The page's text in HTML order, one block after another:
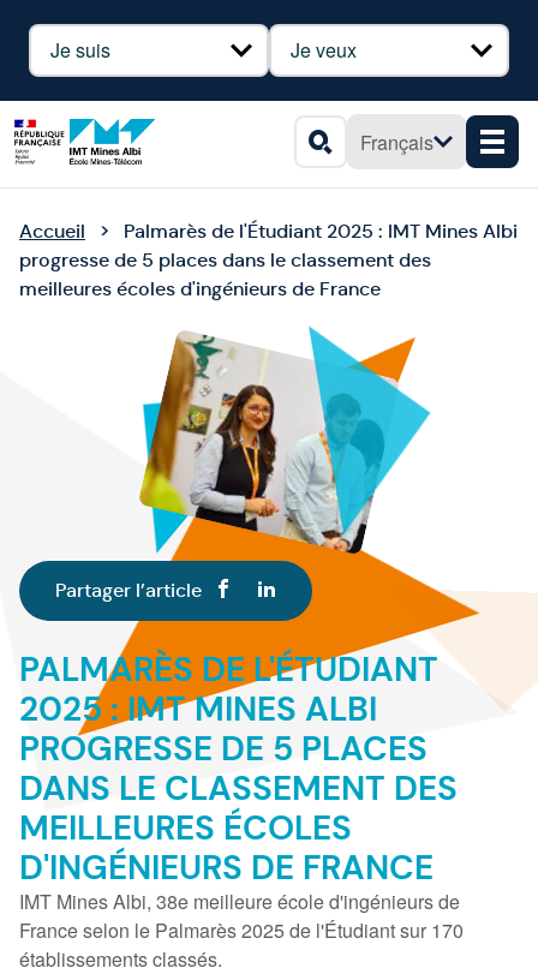
Profil Besoin
Rechercher
Français
Accueil
Palmarès de l'Étudiant 2025 : IMT Mines Albi
progresse de 5 places dans le classement des
meilleures écoles d'ingénieurs de France
Partager l’article
PALMARÈS DE L'ÉTUDIANT
2025 : IMT MINES ALBI
PROGRESSE DE 5 PLACES
DANS LE CLASSEMENT DES
MEILLEURES ÉCOLES
D'INGÉNIEURS DE FRANCE
IMT Mines Albi, 38e meilleure école d'ingénieurs de
France selon le Palmarès 2025 de l'Étudiant sur 170
établissements classés.